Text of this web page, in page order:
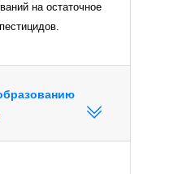
на остаточное